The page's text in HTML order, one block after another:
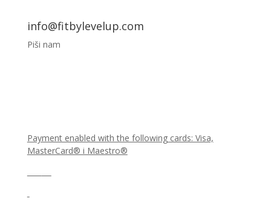
info@fitbylevelup.com
Piši nam
Payment enabled with the following cards: Visa,
MasterCard® i Maestro®